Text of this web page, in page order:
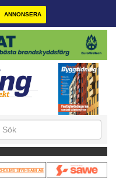
ANNONSERA